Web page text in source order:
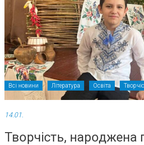
Всі новини Література Освіта
14.01.
Творчість, народжена